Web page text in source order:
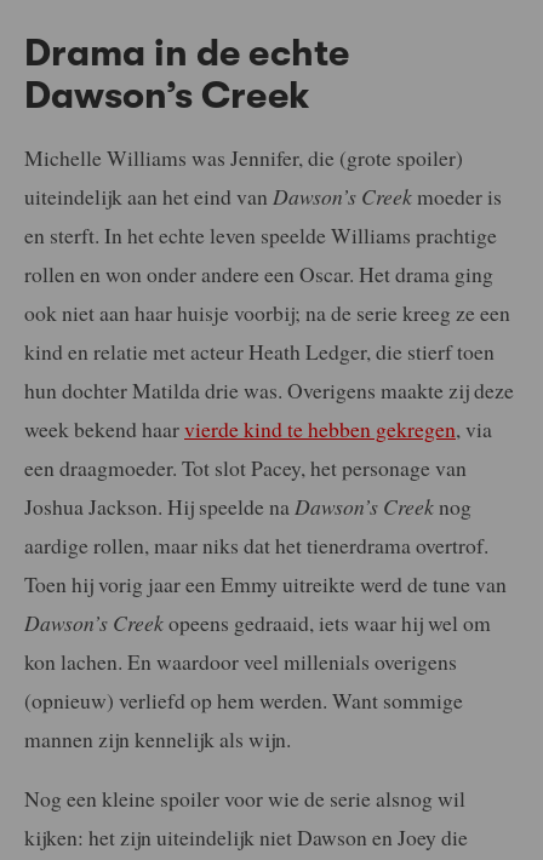
Drama in de echte
Dawson’s Creek
Michelle Williams was Jennifer, die (grote spoiler)
uiteindelijk aan het eind van Dawson’s Creek moeder is
en sterft. In het echte leven speelde Williams prachtige
rollen en won onder andere een Oscar. Het drama ging
ook niet aan haar huisje voorbij; na de serie kreeg ze een
kind en relatie met acteur Heath Ledger, die stierf toen
hun dochter Matilda drie was. Overigens maakte zij deze
week bekend haarvierde kind te hebben gekregen, via
een draagmoeder. Tot slot Pacey, het personage van
Joshua Jackson. Hij speelde na Dawson’s Creeknog
aardige rollen, maar niks dat het tienerdrama overtrof.
Toen hij vorig jaar een Emmy uitreikte werd de tune van
Dawson’s Creekopeens gedraaid, iets waar hij wel om
kon lachen. En waardoor veel millenials overigens
(opnieuw) verliefd op hem werden. Want sommige
mannen zijn kennelijk als wijn.
Nog een kleine spoiler voor wie de serie alsnog wil
kijken: het zijn uiteindelijk niet Dawson en Joey die